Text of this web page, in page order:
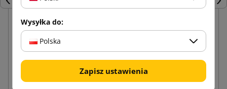
Poprzedni
Nożyczki bezpieczne Safecut 15
192,18 zł brutto
Wysyłka do:
Polska
Zapisz ustawienia